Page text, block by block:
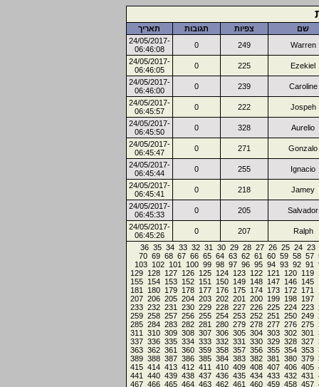
שם צפיות תגובות
תאריך
Warren
249
0
24/05/2017-
06:46:08
Ezekiel
225
0
24/05/2017-
06:46:05
Caroline
239
0
24/05/2017-
06:46:00
Jospeh
222
0
24/05/2017-
06:45:57
Aurelio
328
0
24/05/2017-
06:45:50
Gonzalo
271
0
24/05/2017-
06:45:47
Ignacio
255
0
24/05/2017-
06:45:44
Jamey
218
0
24/05/2017-
06:45:41
Salvador
205
0
24/05/2017-
06:45:33
Ralph
207
0
24/05/2017-
06:45:26
23
24
25
26
27
28
29
30
31
32
33
34
35
36
57
58
59
60
61
62
63
64
65
66
67
68
69
70
91
92
93
94
95
96
97
98
99
100
101
102
103
119
120
121
122
123
124
125
126
127
128
129
145
146
147
148
149
150
151
152
153
154
155
171
172
173
174
175
176
177
178
179
180
181
197
198
199
200
201
202
203
204
205
206
207
223
224
225
226
227
228
229
230
231
232
233
249
250
251
252
253
254
255
256
257
258
259
275
276
277
278
279
280
281
282
283
284
285
301
302
303
304
305
306
307
308
309
310
311
327
328
329
330
331
332
333
334
335
336
337
353
354
355
356
357
358
359
360
361
362
363
379
380
381
382
383
384
385
386
387
388
389
405
406
407
408
409
410
411
412
413
414
415
431
432
433
434
435
436
437
438
439
440
441
457
458
459
460
461
462
463
464
465
466
467